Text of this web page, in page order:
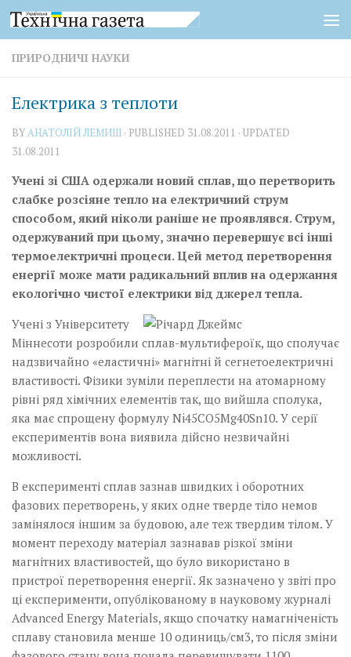
Skip to content
ПРИРОДНИЧІ НАУКИ
Електрика з теплоти
BYАНАТОЛІЙ ЛЕМИШ · PUBLISHED 31.08.2011 · UPDATED
31.08.2011
Учені зі США одержали новий сплав, що перетворить
слабке розсіяне тепло на електричний струм
способом, який ніколи раніше не проявлявся. Струм,
одержуваний при цьому, значно перевершує всі інші
термоелектричні процеси. Цей метод перетворення
енергії може мати радикальний вплив на одержання
екологічно чистої електрики від джерел тепла.
Учені з Університету
Міннесоти розробили сплав-мультифероїк, що сполучає
надзвичайно «еластичні» магнітні й сегнетоелектричні
властивості. Фізики зуміли переплести на атомарному
рівні ряд хімічних елементів так, що вийшла сполука,
яка має спрощену формулу Ni45СО5Мg40Sn10. У серії
експериментів вона виявила дійсно незвичайні
можливості.
В експерименті сплав зазнав швидких і оборотних
фазових перетворень, у яких одне тверде тіло немов
замінялося іншим за будовою, але теж твердим тілом. У
момент переходу матеріал зазнавав різкої зміни
магнітних властивостей, що було використано в
пристрої перетворення енергії. Як зазначено у звіті про
ці експерименти, опублікованому в науковому журналі
Advanced Energy Materials, якщо спочатку намагніченість
сплаву становила менше 10 одиниць/см3, то після зміни